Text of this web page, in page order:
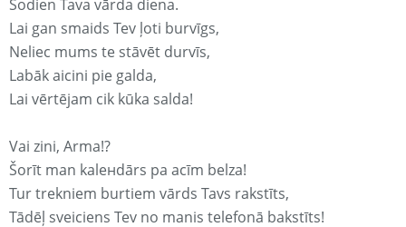
Šodien Tava vārda diena.
Lai gan smaids Tev ļoti burvīgs,
Neliec mums te stāvēt durvīs,
Labāk aicini pie galda,
Lai vērtējam cik kūka salda!
Vai zini, Arma!?
Šorīt man kaleнdārs pa acīm belza!
Tur trekniem burtiem vārds Tavs rakstīts,
Tādēļ sveiciens Tev no manis telefonā bakstīts!